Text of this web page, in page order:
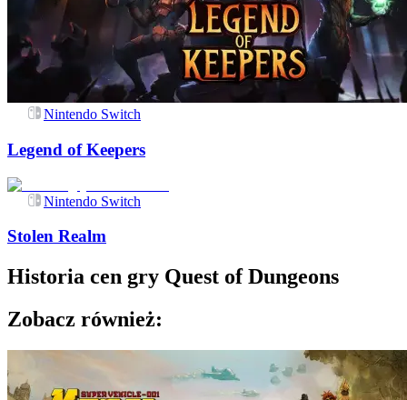
Nintendo Switch
Legend of Keepers
Nintendo Switch
Stolen Realm
Historia cen gry Quest of Dungeons
Zobacz również: